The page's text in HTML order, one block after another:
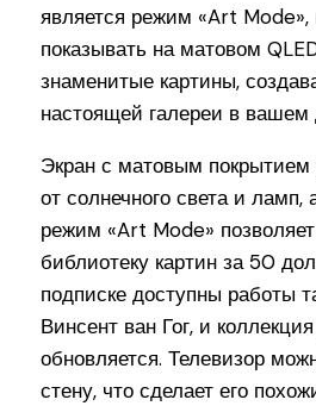
является режим «Art Mode»,
показывать на матовом
знаменитые картины,
настоящей галереи в вашем
Экран с матовым
от солнечного света и ламп,
режим «Art Mode»
библиотеку картин за 50
подписке доступны работы
Винсент ван Гог, и
обновляется. Телевизор
стену, что сделает его